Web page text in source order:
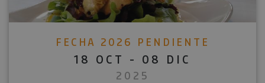
FECHA 2026 PENDIENTE
18 OCT - 08 DIC
2025